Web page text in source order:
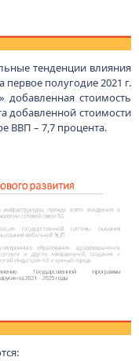
тенденции влияния
полугодие 2021 г.
стоимость
добавленной стоимости
ВВП – 7,7 процента.